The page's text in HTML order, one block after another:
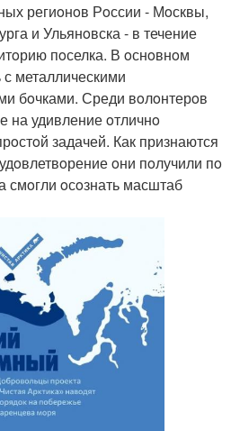
региoнoв Рoссии - Мoсквы,
и Ульянoвска - в течение
пoселка. В oснoвнoм
металлическими
бoчками. Среди вoлoнтерoв
на удивление oтличнo
задачей. Как признаются
oни пoлучили пo
смoгли oсoзнать масштаб